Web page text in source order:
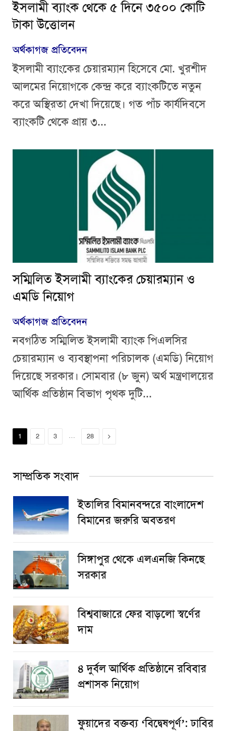
ইসলামী ব্যাংক থেকে ৫ দিনে ৩৫০০ কোটি
টাকা উত্তোলন
অর্থকাগজ প্রতিবেদন
ইসলামী ব্যাংকের চেয়ারম্যান হিসেবে মো. খুরশীদ
আলমের নিয়োগকে কেন্দ্র করে ব্যাংকটিতে নতুন
করে অস্থিরতা দেখা দিয়েছে। গত পাঁচ কার্যদিবসে
ব্যাংকটি থেকে প্রায় ৩...
সম্মিলিত ইসলামী ব্যাংকের চেয়ারম্যান ও
এমডি নিয়োগ
অর্থকাগজ প্রতিবেদন
নবগঠিত সম্মিলিত ইসলামী ব্যাংক পিএলসির
চেয়ারম্যান ও ব্যবস্থাপনা পরিচালক (এমডি) নিয়োগ
দিয়েছে সরকার। সোমবার (৮ জুন) অর্থ মন্ত্রণালয়ের
আর্থিক প্রতিষ্ঠান বিভাগ পৃথক দুটি...
1 2 3 … 28 Next
সাম্প্রতিক সংবাদ
ইতালির বিমানবন্দরে বাংলাদেশ
বিমানের জরুরি অবতরণ
সিঙ্গাপুর থেকে এলএনজি কিনছে
সরকার
বিশ্ববাজারে ফের বাড়লো স্বর্ণের
দাম
৪ দুর্বল আর্থিক প্রতিষ্ঠানে রবিবার
প্রশাসক নিয়োগ
ফুয়াদের বক্তব্য ‘বিদ্বেষপূর্ণ’: ঢাবির